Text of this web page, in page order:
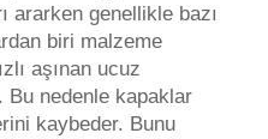
ararken genellikle bazı
biri malzeme
aşınan ucuz
Bu nedenle kapaklar
kaybeder. Bunu